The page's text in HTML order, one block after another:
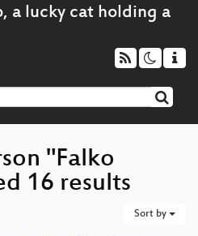
"Falko
16 results
Sort by